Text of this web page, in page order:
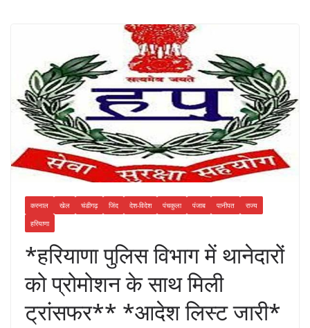
करनाल खेल चंडीगढ़ जिंद देश-विदेश पंचकुला पंजाब पानीपत
राज्य
हरियाणा
*हरियाणा पुलिस विभाग में थानेदारों
को प्रोमोशन के साथ मिली
ट्रांसफर** *आदेश लिस्ट जारी*